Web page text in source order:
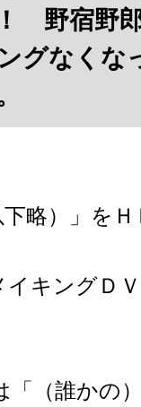
！ 野宿野
グなくな
略）」を
キングＤ
「（誰かの